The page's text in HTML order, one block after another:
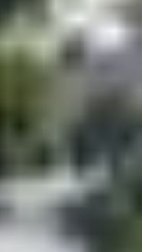
τη
Lockheed Martin
συμβολαίου
με τηNASAτο
με
του ηχητικού